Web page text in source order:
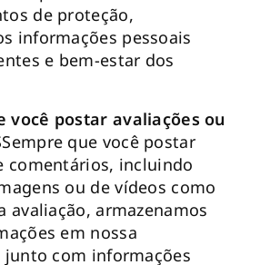
de proteção,
informações pessoais
e bem-estar dos
você postar avaliações ou
que você postar
comentários, incluindo
ou de vídeos como
avaliação, armazenamos
em nossa
com informações